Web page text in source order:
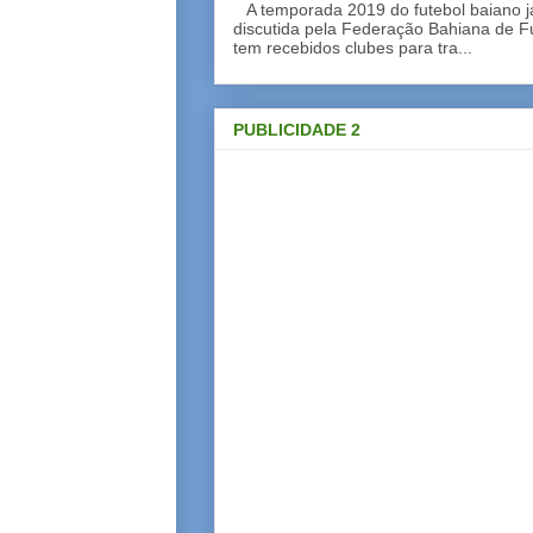
A temporada 2019 do futebol baiano
discutida pela Federação Bahiana de
tem recebidos clubes para tra...
PUBLICIDADE 2